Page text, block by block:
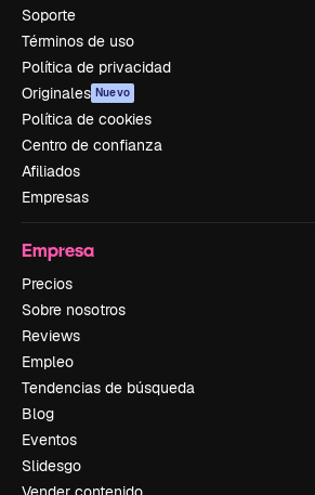
Soporte
Términos de uso
Política de privacidad
Originales Nuevo
Política de cookies
Centro de confianza
Afiliados
Empresas
Empresa
Precios
Sobre nosotros
Reviews
Empleo
Tendencias de búsqueda
Blog
Eventos
Slidesgo